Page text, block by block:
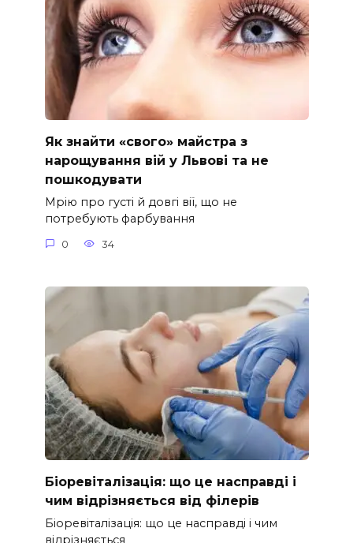
Як знайти «свого» майстра з
нарощування вій у Львові та не
пошкодувати
Мрію про густі й довгі вії, що не
потребують фарбування
0 34
Біоревіталізація: що це насправді і
чим відрізняється від філерів
Біоревіталізація: що це насправді і чим
відрізняється